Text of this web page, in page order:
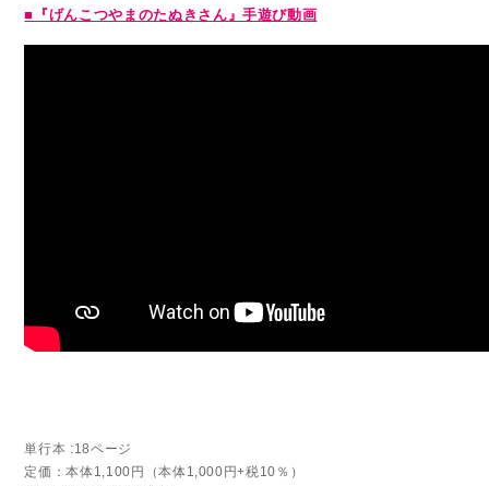
■『げんこつやまのたぬきさん』手遊び動画
単行本 :18ページ
定価：本体1,100円（本体1,000円+税10％）